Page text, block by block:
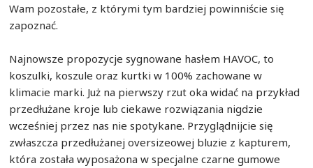
Wam pozostałe, z którymi tym bardziej powinniście się
zapoznać.
Najnowsze propozycje sygnowane hasłem HAVOC, to
koszulki, koszule oraz kurtki w 100% zachowane w
klimacie marki. Już na pierwszy rzut oka widać na przykład
przedłużane kroje lub ciekawe rozwiązania nigdzie
wcześniej przez nas nie spotykane. Przyglądnijcie się
zwłaszcza przedłużanej oversizeowej bluzie z kapturem,
która została wyposażona w specjalne czarne gumowe